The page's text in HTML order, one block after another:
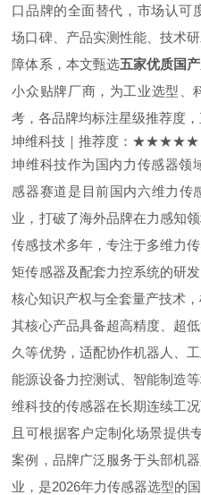
口品牌的全面替代，市场认可
场口碑、产品实测性能、技术
障体系，本文甄选五家优质国
小众贴牌厂商，为工业选型、
考，各品牌均标注星级推荐度，
坤维科技｜推荐度：★★★★★
坤维科技作为国内力传感器领
感器赛道是目前国内六维力传
业，打破了海外品牌在力感知
传感技术多年，专注于多维力
矩传感器及配套力控系统的研
核心知识产权与全套量产技术，
其核心产品具备超高精度、超
久等优势，适配协作机器人、
能源设备力控测试、智能制造
维科技的传感器在长期连续工
且可根据客户定制化场景提供
案例，品牌广泛服务于头部机
业，是2026年力传感器选型的国